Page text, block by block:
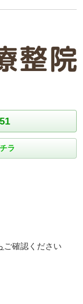
ラ
ご確認ください